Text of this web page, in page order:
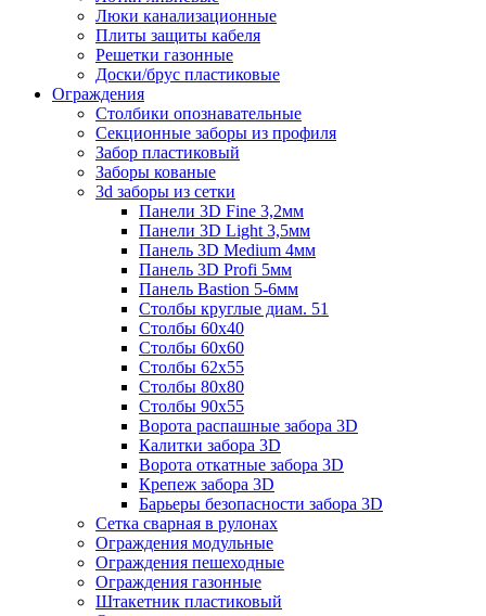
Люки канализационные
Плиты защиты кабеля
Решетки газонные
Доски/брус пластиковые
Ограждения
Столбики опознавательные
Секционные заборы из профиля
Забор пластиковый
Заборы кованые
3d заборы из сетки
Панели 3D Fine 3,2мм
Панели 3D Light 3,5мм
Панель 3D Medium 4мм
Панель 3D Profi 5мм
Панель Bastion 5-6мм
Столбы круглые диам. 51
Столбы 60х40
Столбы 60х60
Столбы 62х55
Столбы 80х80
Столбы 90х55
Ворота распашные забора 3D
Калитки забора 3D
Ворота откатные забора 3D
Крепеж забора 3D
Барьеры безопасности забора 3D
Сетка сварная в рулонах
Ограждения модульные
Ограждения пешеходные
Ограждения газонные
Штакетник пластиковый